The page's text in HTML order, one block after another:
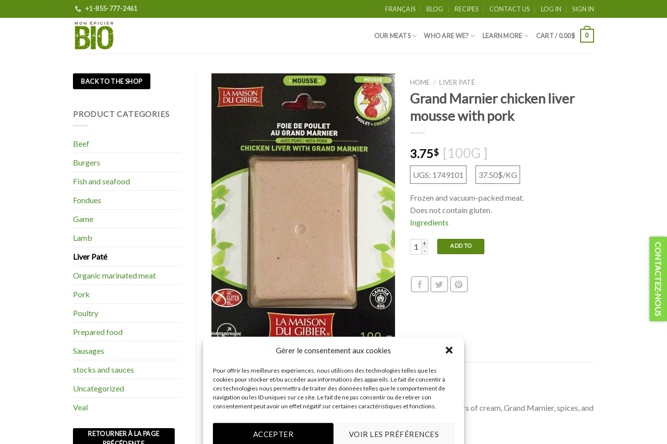
Gérer le consentement aux cookies
Pour offrir les meilleures expériences, nous utilisons des technologies telles que les
cookies pour stocker et/ou accéder aux informations des appareils. Le fait de consentir à
ces technologies nous permettra de traiter des données telles que le comportement de
navigation ou les ID uniques sur ce site. Le fait de ne pas consentir ou de retirer son
consentement peut avoir un effet négatif sur certaines caractéristiques et fonctions.
ACCEPTER VOIR LES PRÉFÉRENCES
to
+1-855-777-2461 FRANÇAIS BLOG RECIPES CONTACT US LOG IN SIGN IN
OUR MEATS WHO ARE WE? LEARN MORE CART /0.00$ 0
BACK TO THE SHOP
PRODUCT CATEGORIES
Beef
Burgers
Fish and seafood
Fondues
Game
Lamb
Liver Paté
Organic marinated meat
Pork
Poultry
Prepared food
Sausages
stocks and sauces
Uncategorized
Veal
RETOURNER À LA PAGE
HOME / LIVER PATÉ
Grand Marnier chicken liver
mousse with pork
3.75$ [100G ]
UGS: 1749101 37.50$/KG
Frozen and vacuum-packed meat.
Does not contain gluten.
Ingredients
Grand Marnier chicken liver mousse with pork quantity
ADD TO
DESCRIPTION
A soft smooth and creamy mixture of chicken liver highlighted by the flavors of cream, Grand Marnier, spices, and
CONTACTEZ-NOUS